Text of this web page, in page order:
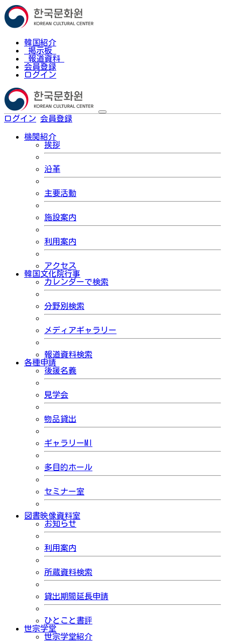
韓国紹介
掲示板
報道資料
会員登録
ログイン
ログイン 会員登録
機関紹介
挨拶
沿革
主要活動
施設案内
利用案内
アクセス
韓国文化院行事
カレンダーで検索
分野別検索
メディアギャラリー
報道資料検索
各種申請
後援名義
見学会
物品貸出
ギャラリーMI
多目的ホール
セミナー室
図書映像資料室
お知らせ
利用案内
所蔵資料検索
貸出期間延長申請
ひとこと書評
世宗学堂
世宗学堂紹介